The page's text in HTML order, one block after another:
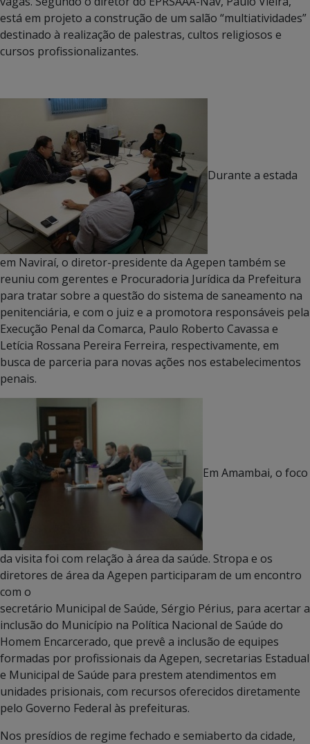
está em projeto a construção de um salão “multiatividades”
destinado à realização de palestras, cultos religiosos e
cursos profissionalizantes.
Durante a estada
em Naviraí, o diretor-presidente da Agepen também se
reuniu com gerentes e Procuradoria Jurídica da Prefeitura
para tratar sobre a questão do sistema de saneamento na
penitenciária, e com o juiz e a promotora responsáveis pela
Execução Penal da Comarca, Paulo Roberto Cavassa e
Letícia Rossana Pereira Ferreira, respectivamente, em
busca de parceria para novas ações nos estabelecimentos
penais.
Em Amambai, o foco
da visita foi com relação à área da saúde. Stropa e os
diretores de área da Agepen participaram de um encontro
com o
secretário Municipal de Saúde, Sérgio Périus, para acertar a
inclusão do Município na Política Nacional de Saúde do
Homem Encarcerado, que prevê a inclusão de equipes
formadas por profissionais da Agepen, secretarias Estadual
e Municipal de Saúde para prestem atendimentos em
unidades prisionais, com recursos oferecidos diretamente
pelo Governo Federal às prefeituras.
Nos presídios de regime fechado e semiaberto da cidade,